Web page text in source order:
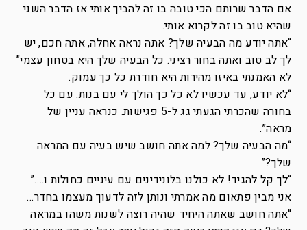
אם הדבר שרותם הכי טובה בו זה להביך אותי אז הדבר השני
שהיא טוב בו זה לקרוא אותי.
“אתה יודע מה הבעיה שלך? אתה נראה אחלה, אתה חכם, יש
לך לב טוב ואתה בחור רציני. כל הבעיה שלך היא בטחון עצמי”
לא האמנתי באיזו מהירות היא חודרת כל כך עמוק.
“לא יודע, עד עכשיו לא כל כך הולך לי עם בנות. עם כל
בחורה שהכרתי הגעתי גג ל-5 פגישות. כנראה עניין של
מראה”.
“מה הבעיה שלך? למה אתה חושב שיש בעיה עם המראה
שלך?”
“לך קל להגיד! לא כולנו בלונידינים עם עיניים כחולות ו….”
אני מבין פתאום מה אמרתי ונותן לזה לדעוך מעצמו בחדר…
“אתה חושב שאתה היחיד שהיה רוצה לשנות משהו במראה